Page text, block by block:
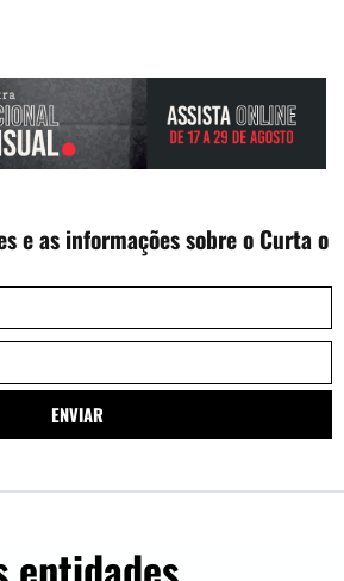
e as informações sobre o Curta o